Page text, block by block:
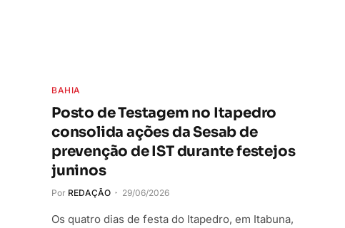
BAHIA
Posto de Testagem no Itapedro
consolida ações da Sesab de
prevenção de IST durante festejos
juninos
Por REDAÇÃO 29/06/2026
Os quatro dias de festa do Itapedro, em Itabuna,